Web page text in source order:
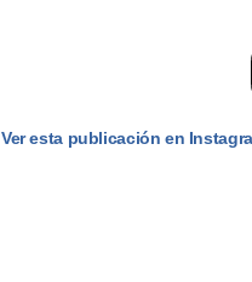
Ver esta publicación en